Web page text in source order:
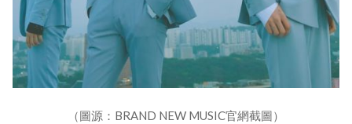
（圖源：BRAND NEW MUSIC官網截圖）